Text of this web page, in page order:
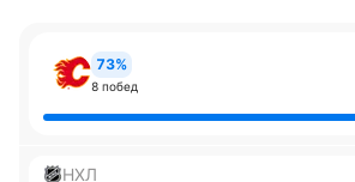
73%
8 побед
НХЛ